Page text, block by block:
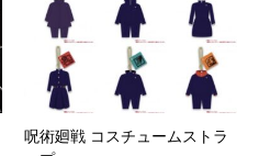
呪術廻戦 コスチュームストラ